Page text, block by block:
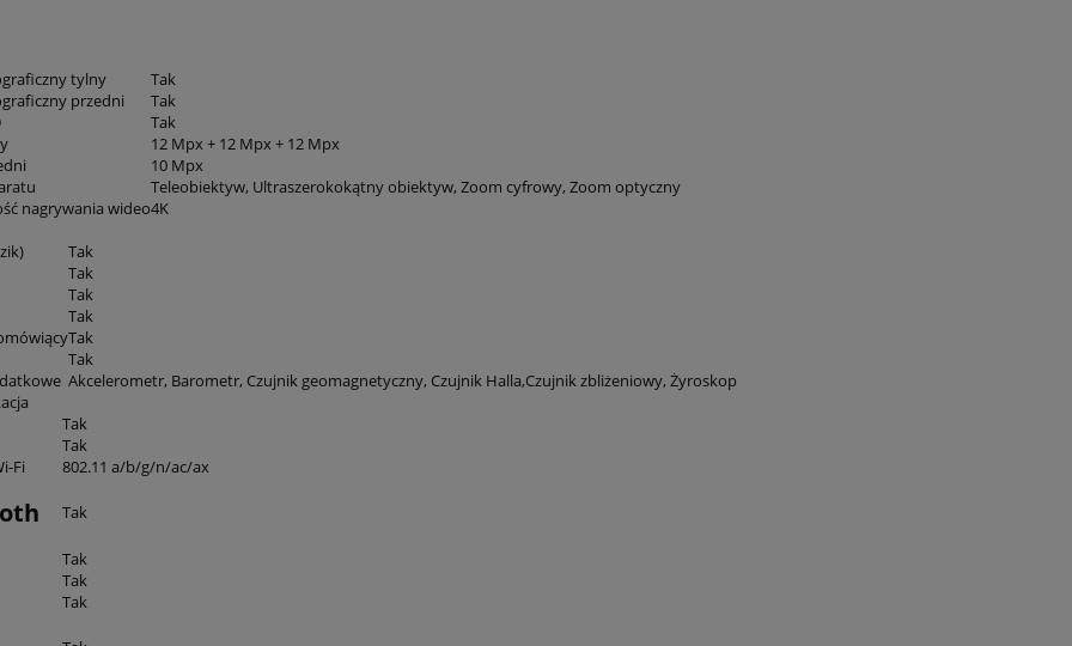
tylny
Tak
przedni
Tak
Tak
12 Mpx + 12 Mpx + 12 Mpx
10 Mpx
Teleobiektyw, Ultraszerokokątny obiektyw, Zoom cyfrowy, Zoom optyczny
nagrywania wideo4K
Tak
Tak
Tak
Tak
Tak
Tak
Akcelerometr, Barometr, Czujnik geomagnetyczny, Czujnik Halla,Czujnik zbliżeniowy, Żyroskop
Tak
Tak
Fi
802.11 a/b/g/n/ac/ax
Tak
Tak
Tak
Tak